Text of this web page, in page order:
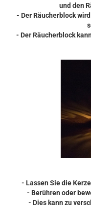
und den
- Der Räucherblock
- Der Räucherblock
- Lassen Sie die
- Berühren oder
- Dies kann zu